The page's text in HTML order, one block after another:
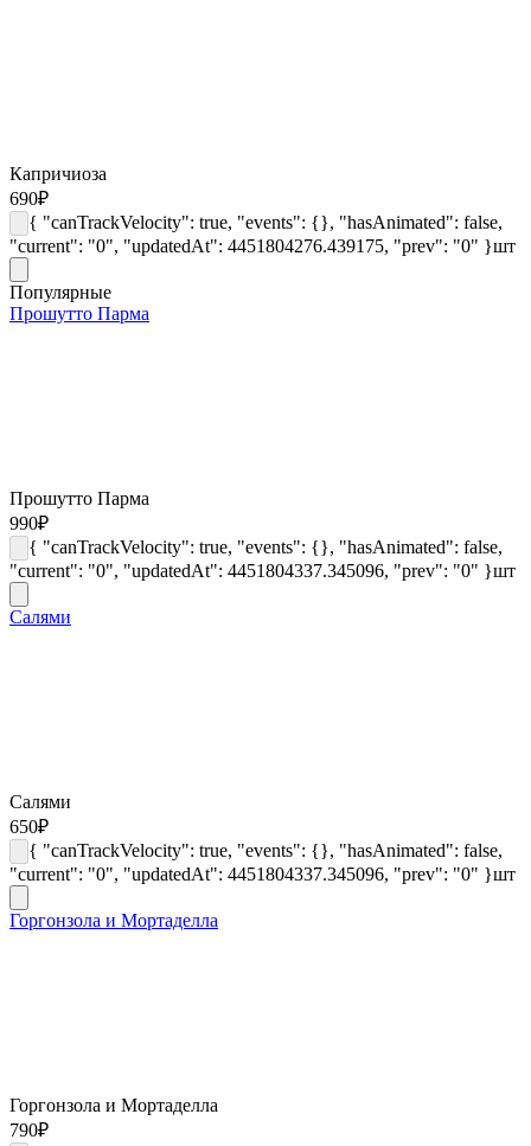
Капричиоза
690₽
{ "canTrackVelocity": true, "events": {}, "hasAnimated": false,
"current": "0", "updatedAt": 4451804276.439175, "prev": "0" }шт
Популярные
Прошутто Парма
Прошутто Парма
990₽
{ "canTrackVelocity": true, "events": {}, "hasAnimated": false,
"current": "0", "updatedAt": 4451804337.345096, "prev": "0" }шт
Салями
Салями
650₽
{ "canTrackVelocity": true, "events": {}, "hasAnimated": false,
"current": "0", "updatedAt": 4451804337.345096, "prev": "0" }шт
Горгонзола и Мортаделла
Горгонзола и Мортаделла
790₽